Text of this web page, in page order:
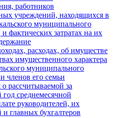
работников
учреждений, находящихся в
муниципального
и фактических затратах на их
расходах, об имуществе
имущественного характера
муниципального
членов его семьи
рассчитываемой за
среднемесячной
руководителей, их
и главных бухгалтеров